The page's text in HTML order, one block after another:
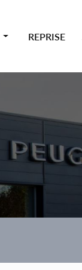
REPRISE